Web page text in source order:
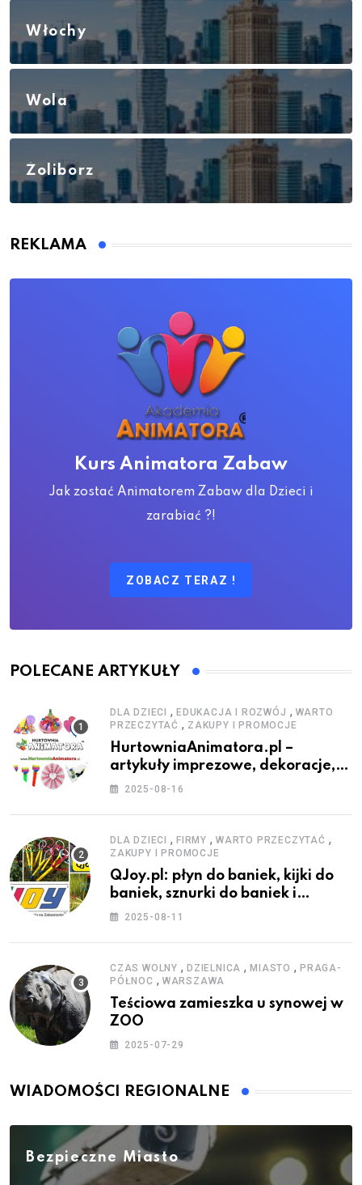
Włochy
Wola
Żoliborz
REKLAMA
Kurs Animatora Zabaw
Jak zostać Animatorem Zabaw dla Dzieci i
zarabiać ?!
ZOBACZ TERAZ !
POLECANE ARTYKUŁY
DLA DZIECI , EDUKACJA I ROZWÓJ , WARTO
PRZECZYTAĆ , ZAKUPY I PROMOCJE
HurtowniaAnimatora.pl –
artykuły imprezowe, dekoracje,
stroje i akcesoria dla animatorów
2025-08-16
DLA DZIECI , FIRMY , WARTO PRZECZYTAĆ ,
ZAKUPY I PROMOCJE
QJoy.pl: płyn do baniek, kijki do
baniek, sznurki do baniek i
zestawy do baniek
2025-08-11
CZAS WOLNY , DZIELNICA ,MIASTO ,PRAGA-
PÓŁNOC , WARSZAWA
Teściowa zamieszka u synowej w
ZOO
2025-07-29
WIADOMOŚCI REGIONALNE
Bezpieczne Miasto